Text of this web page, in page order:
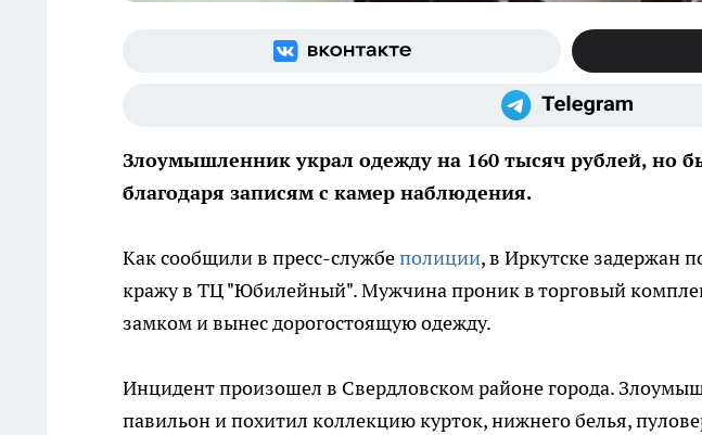
Злоумышленник украл одежду на 160 тысяч рублей, но
благодаря записям с камер наблюдения.
Как сообщили в пресс-службеполиции, в Иркутске задержан
кражу в ТЦ "Юбилейный". Мужчина проник в торговый
замком и вынес дорогостоящую одежду.
Инцидент произошел в Свердловском районе города.
павильон и похитил коллекцию курток, нижнего белья,